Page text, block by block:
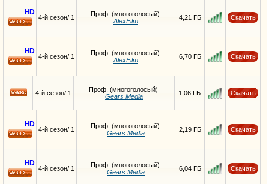
HD
4-й сезон/ 1
Проф. (многоголосый)
AlexFilm
4,21 ГБ Скачать
HD
4-й сезон/ 1
Проф. (многоголосый)
AlexFilm
6,70 ГБ Скачать
4-й сезон/ 1
Проф. (многоголосый)
Gears Media
1,06 ГБ Скачать
HD
4-й сезон/ 1
Проф. (многоголосый)
Gears Media
2,19 ГБ Скачать
HD
4-й сезон/ 1
Проф. (многоголосый)
Gears Media
6,04 ГБ Скачать